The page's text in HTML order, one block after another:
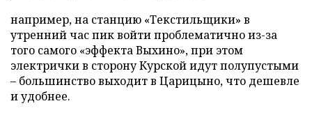
например, на станцию «Текстильщики» в
утренний час пик войти проблематично из-за
того самого «эффекта Выхино», при этом
электрички в сторону Курской идут полупустыми
– большинство выходит в Царицыно, что дешевле
и удобнее.